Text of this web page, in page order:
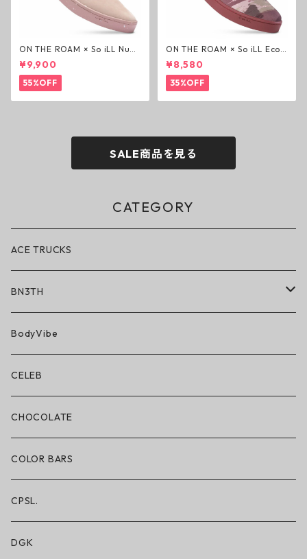
ON THE ROAM × So iLL Nubu
ck Wino ライフスタイルシュ
ーズ ダーティーピンク オンザ
ローム ジェイソンモモア OTR
スニーカー
¥9,900
55%OFF
ON THE ROAM × So iLL Eco
Camo Wino ライフスタイル
シューズ カモ オンザローム ジ
ェイソンモモア OTR スニーカ
ー
¥8,580
35%OFF
SALE商品を見る
CATEGORY
ACE TRUCKS
BN3TH
BN3TH × ON THE ROAM
ボクサーブリーフ/ショート丈
ボクサーブリーフ/ロング丈
ショートパンツ/2 IN 1
レギンス/フルレングス10分丈
水着/スイムウェア
BodyVibe
CELEB
CHOCOLATE
COLOR BARS
CPSL.
DGK